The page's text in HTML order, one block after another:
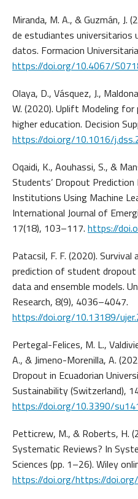
Miranda, M. A., & Guzmán, J.
de estudiantes universitarios
datos. Formacion
https://doi.org/10.4067/
Olaya, D., Vásquez, J.,
W. (2020). Uplift Modeling
higher education. Decision
https://doi.org/10.1016/
Oqaidi, K., Aouhassi, S., &
Students’ Dropout Prediction
Institutions Using Machine
International Journal of
17(18), 103–117. https://
Patacsil, F. F. (2020).
prediction of student
data and ensemble models.
Research, 8(9), 4036–4047.
https://doi.org/10.13189/
Pertegal-Felices, M. L.,
A., & Jimeno-Morenilla, A.
Dropout in Ecuadorian
Sustainability (Switzerland),
https://doi.org/10.3390/
Petticrew, M., & Roberts, H.
Systematic Reviews? In
Sciences (pp. 1–26). Wiley
https://doi.org/https://